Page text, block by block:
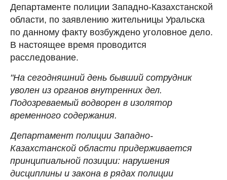
Департаменте полиции Западно-Казахстанской
области, по заявлению жительницы Уральска
по данному факту возбуждено уголовное дело.
В настоящее время проводится
расследование.
"На сегодняшний день бывший сотрудник
уволен из органов внутренних дел.
Подозреваемый водворен в изолятор
временного содержания.
Департамент полиции Западно-
Казахстанской области придерживается
принципиальной позиции: нарушения
дисциплины и закона в рядах полиции